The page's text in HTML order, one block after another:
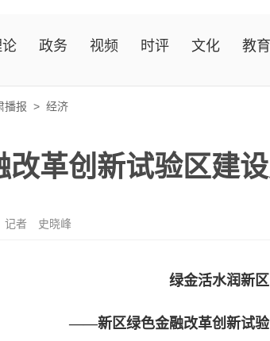
政务 视频 时评 文化 教育
播报 > 经济
改革创新试验区建
记者 史晓峰
绿金活水润新区
——新区绿色金融改革创新试验